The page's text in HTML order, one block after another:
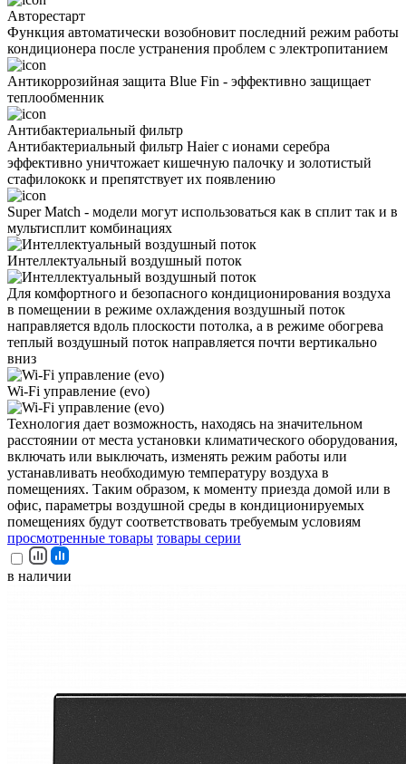
Авторестарт
Функция автоматически возобновит последний режим работы
кондиционера после устранения проблем с электропитанием
Антикоррозийная защита Blue Fin - эффективно защищает
теплообменник
Антибактериальный фильтр
Антибактериальный фильтр Haier с ионами серебра
эффективно уничтожает кишечную палочку и золотистый
стафилококк и препятствует их появлению
Super Match - модели могут использоваться как в сплит так и в
мультисплит комбинациях
Интеллектуальный воздушный поток
Для комфортного и безопасного кондиционирования воздуха
в помещении в режиме охлаждения воздушный поток
направляется вдоль плоскости потолка, а в режиме обогрева
теплый воздушный поток направляется почти вертикально
вниз
Wi-Fi управление (evo)
Технология дает возможность, находясь на значительном
расстоянии от места установки климатического оборудования,
включать или выключать, изменять режим работы или
устанавливать необходимую температуру воздуха в
помещениях. Таким образом, к моменту приезда домой или в
офис, параметры воздушной среды в кондиционируемых
помещениях будут соответствовать требуемым условиям
просмотренные товары товары серии
в наличии